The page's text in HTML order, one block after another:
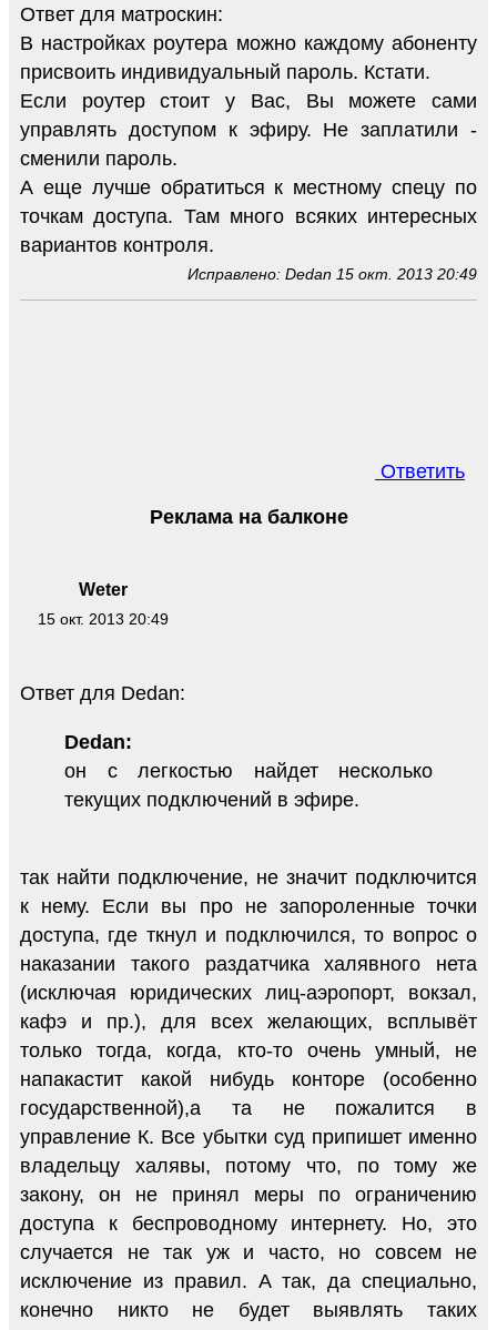
Ответ для матроскин:
В настройках роутера можно каждому абоненту
присвоить индивидуальный пароль. Кстати.
Если роутер стоит у Вас, Вы можете сами
управлять доступом к эфиру. Не заплатили -
сменили пароль.
А еще лучше обратиться к местному спецу по
точкам доступа. Там много всяких интересных
вариантов контроля.
Исправлено: Dedan 15 окт. 2013 20:49
Ответить
Weter
15 окт. 2013 20:49
Реклама на балконе
Ответ для Dedan:
Dedan:
он с легкостью найдет несколько
текущих подключений в эфире.
так найти подключение, не значит подключится
к нему. Если вы про не запороленные точки
доступа, где ткнул и подключился, то вопрос о
наказании такого раздатчика халявного нета
(исключая юридических лиц-аэропорт, вокзал,
кафэ и пр.), для всех желающих, всплывёт
только тогда, когда, кто-то очень умный, не
напакастит какой нибудь конторе (особенно
государственной),а та не пожалится в
управление К. Все убытки суд припишет именно
владельцу халявы, потому что, по тому же
закону, он не принял меры по ограничению
доступа к беспроводному интернету. Но, это
случается не так уж и часто, но совсем не
исключение из правил. А так, да специально,
конечно никто не будет выявлять таких